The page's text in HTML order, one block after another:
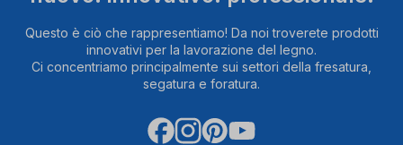
Questo è ciò che rappresentiamo! Da noi troverete prodotti
innovativi per la lavorazione del legno.
Ci concentriamo principalmente sui settori della fresatura,
segatura e foratura.